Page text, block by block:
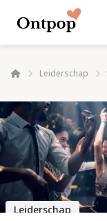
Leiderschap
Leiderschap